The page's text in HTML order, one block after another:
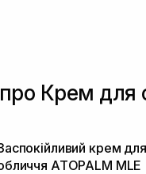
Крем для
крем для
ATOPALM MLE